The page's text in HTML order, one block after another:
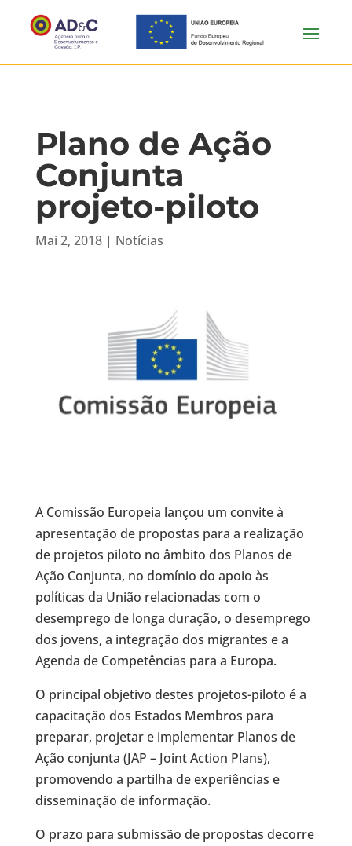
Plano de Ação
Conjunta
projeto-piloto
Mai 2, 2018| Notícias
A Comissão Europeia lançou um convite à
apresentação de propostas para a realização
de projetos piloto no âmbito dos Planos de
Ação Conjunta, no domínio do apoio às
políticas da União relacionadas com o
desemprego de longa duração, o desemprego
dos jovens, a integração dos migrantes e a
Agenda de Competências para a Europa.
O principal objetivo destes projetos-piloto é a
capacitação dos Estados Membros para
preparar, projetar e implementar Planos de
Ação conjunta (JAP – Joint Action Plans),
promovendo a partilha de experiências e
disseminação de informação.
O prazo para submissão de propostas decorre